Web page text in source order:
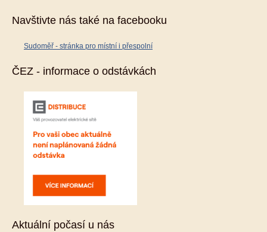
Navštivte nás také na facebooku
Sudoměř - stránka pro místní i přespolní
ČEZ - informace o odstávkách
Aktuální počasí u nás